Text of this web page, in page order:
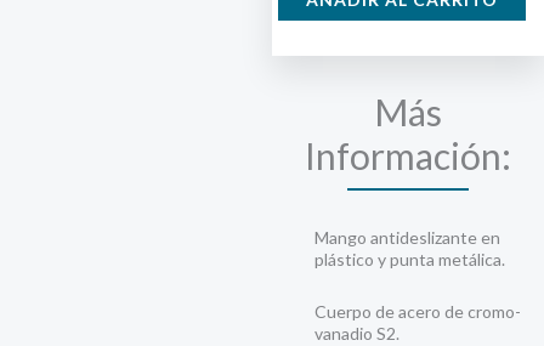
Más
Información:
Mango antideslizante en
plástico y punta metálica.
Cuerpo de acero de cromo-
vanadio S2.